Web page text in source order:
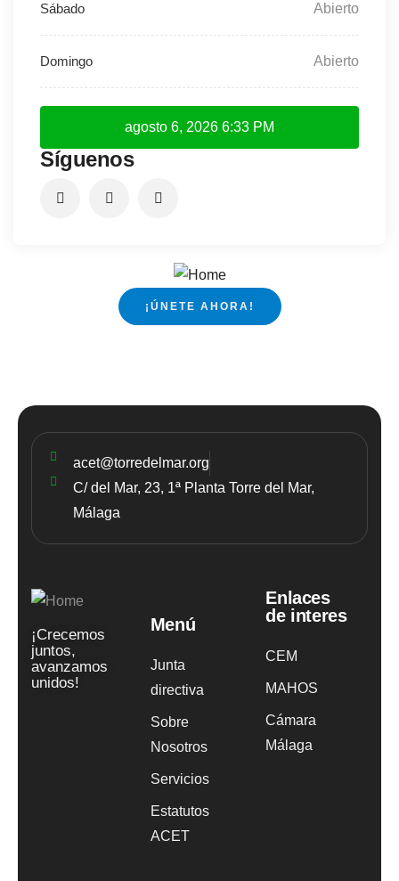
Abierto
Abierto
agosto 6, 2026 6:33 PM
Síguenos
¡ÚNETE AHORA!
acet@torredelmar.org
C/ del Mar, 23, 1ª Planta Torre del Mar,
Málaga
¡Crecemos
juntos,
avanzamos
unidos!
Menú
Junta
directiva
Sobre
Nosotros
Servicios
Estatutos
ACET
Enlaces
de interes
CEM
MAHOS
Cámara
Málaga